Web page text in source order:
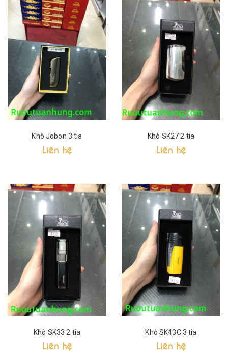
Khò Jobon 3 tia
Liên hệ
Khò SK27 2 tia
Liên hệ
Khò SK33 2 tia
Liên hệ
Khò SK43C 3 tia
Liên hệ